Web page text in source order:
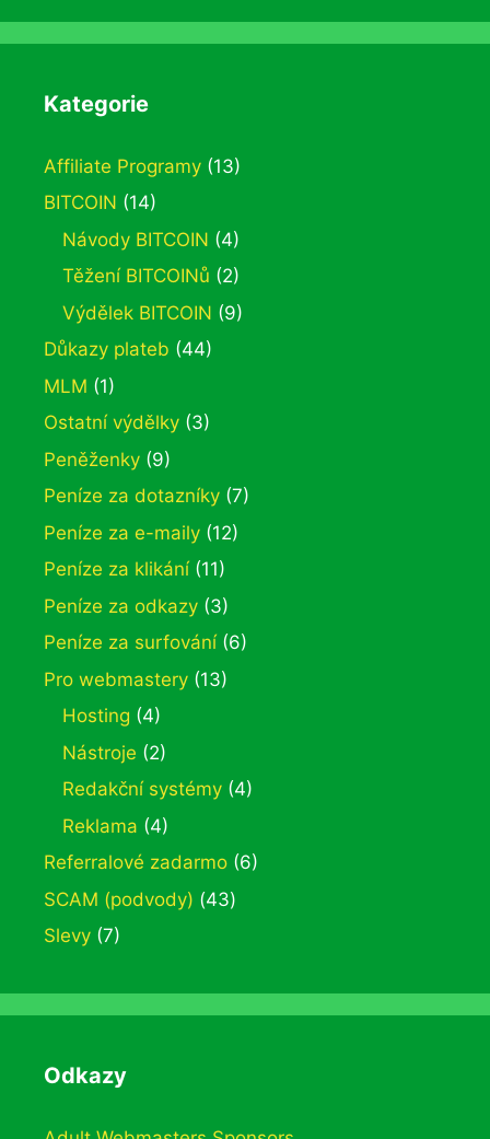
Kategorie
Affiliate Programy (13)
BITCOIN (14)
Návody BITCOIN (4)
Těžení BITCOINů (2)
Výdělek BITCOIN (9)
Důkazy plateb (44)
MLM (1)
Ostatní výdělky (3)
Peněženky (9)
Peníze za dotazníky (7)
Peníze za e-maily (12)
Peníze za klikání (11)
Peníze za odkazy (3)
Peníze za surfování (6)
Pro webmastery (13)
Hosting (4)
Nástroje (2)
Redakční systémy (4)
Reklama (4)
Referralové zadarmo (6)
SCAM (podvody) (43)
Slevy (7)
Odkazy